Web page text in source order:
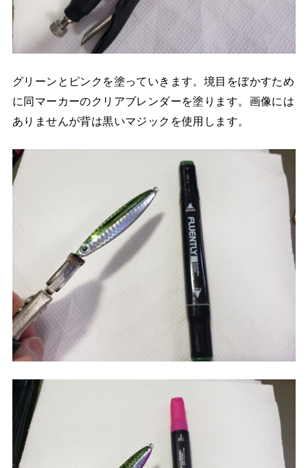
グリーンとピンクを塗っていきます。境目をぼかすため
に同マーカーのクリアブレンダーを塗ります。画像には
ありませんが背は黒いマジックを使用します。